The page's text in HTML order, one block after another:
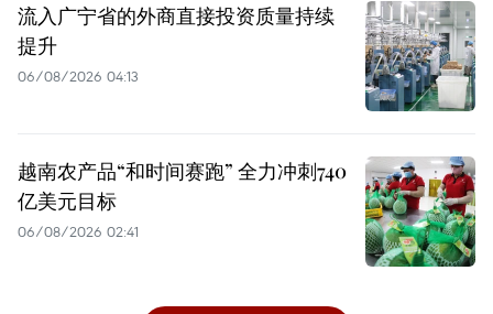
流入广宁省的外商直接投资质量持续
提升
06/08/2026 04:13
越南农产品“和时间赛跑” 全力冲刺740
亿美元目标
06/08/2026 02:41